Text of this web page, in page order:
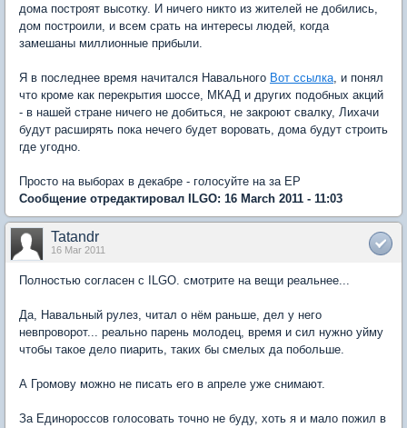
дома построят высотку. И ничего никто из жителей не добились,
дом построили, и всем срать на интересы людей, когда
замешаны миллионные прибыли.
Я в последнее время начитался Навального Вот ссылка, и понял
что кроме как перекрытия шоссе, МКАД и других подобных акций
- в нашей стране ничего не добиться, не закроют свалку, Лихачи
будут расширять пока нечего будет воровать, дома будут строить
где угодно.
Просто на выборах в декабре - голосуйте на за ЕР
Сообщение отредактировал ILGO: 16 March 2011 - 11:03
Tatandr
16 Mar 2011
Полностью согласен с ILGO. смотрите на вещи реальнее...
Да, Навальный рулез, читал о нём раньше, дел у него
невпроворот... реально парень молодец, время и сил нужно уйму
чтобы такое дело пиарить, таких бы смелых да побольше.
А Громову можно не писать его в апреле уже снимают.
За Единороссов голосовать точно не буду, хоть я и мало пожил в